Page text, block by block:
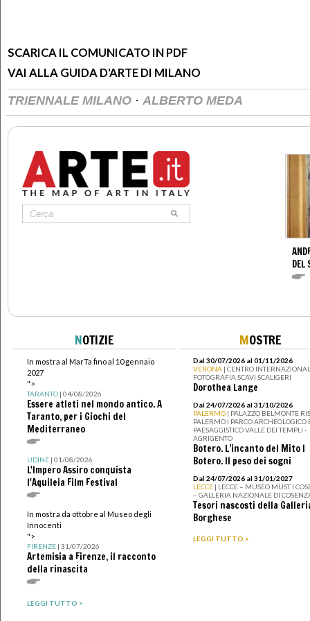
SCARICA IL COMUNICATO IN PDF
VAI ALLA GUIDA D'ARTE DI MILANO
TRIENNALE MILANO · ALBERTO MEDA
DEL
NOTIZIE
In mostra al MarTa fino al 10 gennaio
2027
">
TARANTO| 04/08/2026
Essere atleti nel mondo antico. A
Taranto, per i Giochi del
Mediterraneo
UDINE| 01/08/2026
L'Impero Assiro conquista
l'Aquileia Film Festival
In mostra da ottobre al Museo degli
Innocenti
">
FIRENZE| 31/07/2026
Artemisia a Firenze, il racconto
della rinascita
LEGGI TUTTO >
MOSTRE
Dal 30/07/2026 al 01/11/2026
VERONA | CENTRO
FOTOGRAFIA SCAVI SCALIGERI
Dorothea Lange
Dal 24/07/2026 al 31/10/2026
PALERMO | PALAZZO BELMONTE
PALERMO I PARCO ARCHEOLOGICO
PAESAGGISTICO VALLE DEI TEMPLI -
AGRIGENTO
Botero. L’incanto del Mito I
Botero. Il peso dei sogni
Dal 24/07/2026 al 31/01/2027
LECCE | LECCE – MUSEO MUST I
– GALLERIA NAZIONALE DI
Tesori nascosti della
Borghese
LEGGI TUTTO >